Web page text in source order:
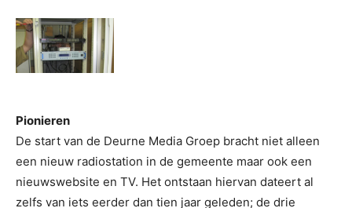
Pionieren
De start van de Deurne Media Groep bracht niet alleen
een nieuw radiostation in de gemeente maar ook een
nieuwswebsite en TV. Het ontstaan hiervan dateert al
zelfs van iets eerder dan tien jaar geleden; de drie